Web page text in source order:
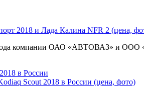
2018 и Лада Калина NFR 2 (цена,
года компании ОАО «АВТОВАЗ» и
Scout 2018 в России (цена, фото)